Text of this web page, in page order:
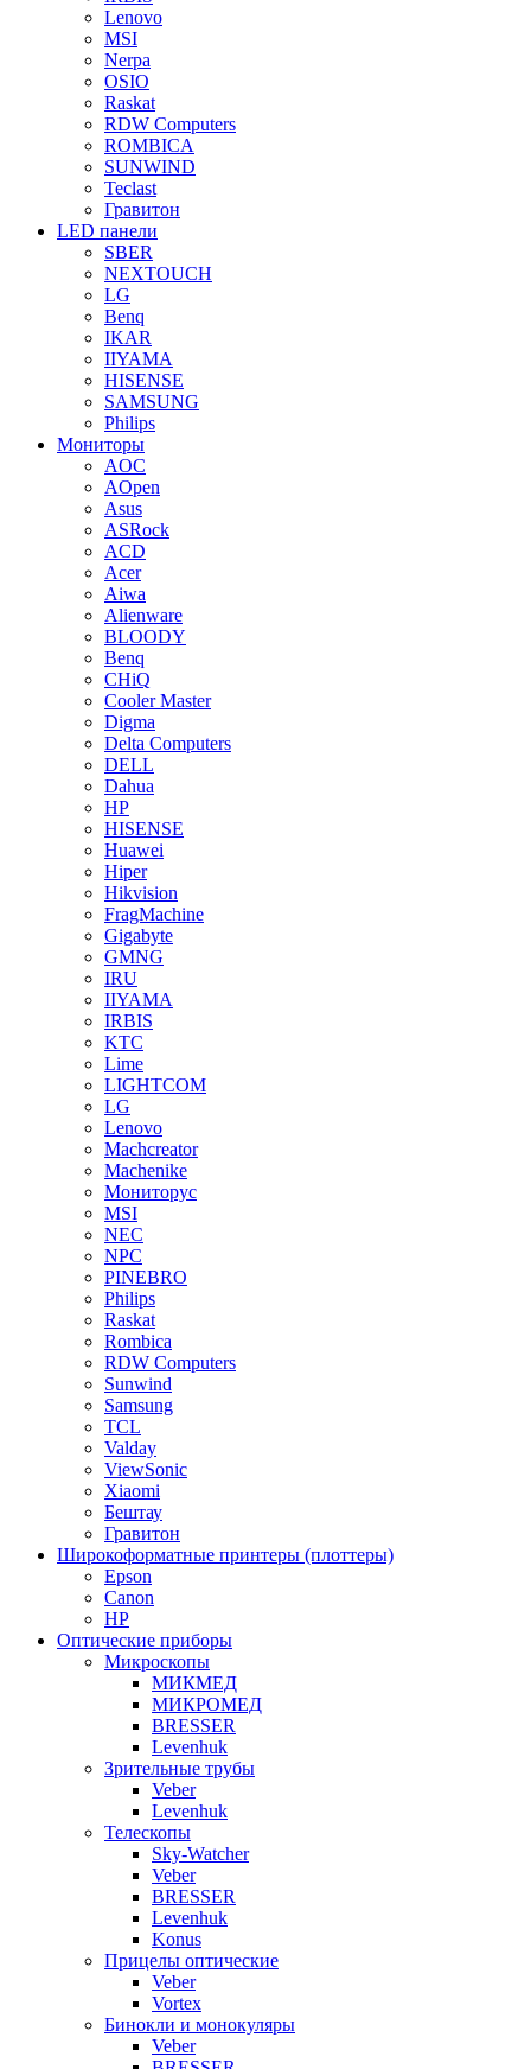
Lenovo
MSI
Nerpa
OSIO
Raskat
RDW Computers
ROMBICA
SUNWIND
Teclast
Гравитон
LED панели
SBER
NEXTOUCH
LG
Benq
IKAR
IIYAMA
HISENSE
SAMSUNG
Philips
Мониторы
AOC
AOpen
Asus
ASRock
ACD
Acer
Aiwa
Alienware
BLOODY
Benq
CHiQ
Cooler Master
Digma
Delta Computers
DELL
Dahua
HP
HISENSE
Huawei
Hiper
Hikvision
FragMachine
Gigabyte
GMNG
IRU
IIYAMA
IRBIS
KTC
Lime
LIGHTCOM
LG
Lenovo
Machcreator
Machenike
Мониторус
MSI
NEC
NPC
PINEBRO
Philips
Raskat
Rombica
RDW Computers
Sunwind
Samsung
TCL
Valday
ViewSonic
Xiaomi
Бештау
Гравитон
Широкоформатные принтеры (плоттеры)
Epson
Canon
HP
Оптические приборы
Микроскопы
МИКМЕД
МИКРОМЕД
BRESSER
Levenhuk
Зрительные трубы
Veber
Levenhuk
Телескопы
Sky-Watcher
Veber
BRESSER
Levenhuk
Konus
Прицелы оптические
Veber
Vortex
Бинокли и монокуляры
Veber